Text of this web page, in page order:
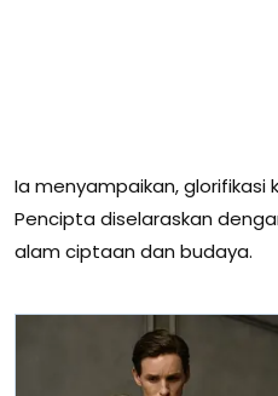
Ia menyampaikan, glorifikasi
Pencipta diselaraskan
alam ciptaan dan budaya.